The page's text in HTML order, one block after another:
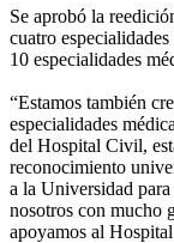
Se aprobó la
cuatro
10 especialidades
“Estamos también
especialidades
del Hospital Civil,
reconocimiento
a la Universidad
nosotros con mucho
apoyamos al